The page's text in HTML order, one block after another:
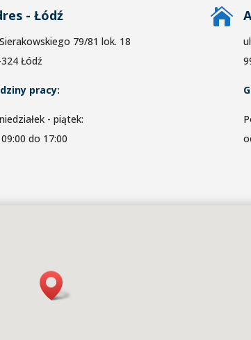
- Łódź
79/81 lok. 18
Łódź
pracy:
- piątek:
do 17:00
